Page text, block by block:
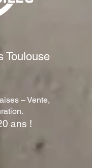
Toulouse
– Vente,
ans !